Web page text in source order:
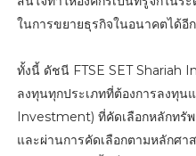
ในการขยายธุรกิจในอนาคตได้อี
ทั้งนี้ ดัชนี FTSE SET Shariah
ลงทุนทุกประเภทที่ต้องการลงทุ
Investment) ที่คัดเลือกหลักทรั
และผ่านการคัดเลือกตามหลักศ